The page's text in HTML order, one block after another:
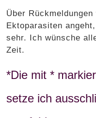
Über
Ektoparasiten
sehr. Ich wünsche
Zeit.
*Die mit *
setze ich